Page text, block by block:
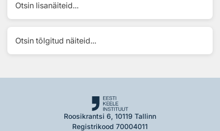
Otsin lisanäiteid...
Otsin tõlgitud näiteid...
Roosikrantsi 6, 10119 Tallinn
Registrikood 70004011